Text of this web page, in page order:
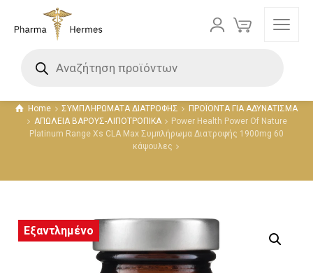
Home ΣΥΜΠΛΗΡΩΜΑΤΑ ΔΙΑΤΡΟΦΗΣ
ΠΡΟΪΟΝΤΑ ΓΙΑ ΑΔΥΝΑΤΙΣΜΑ
ΑΠΩΛΕΙΑ ΒΑΡΟΥΣ-ΛΙΠΟΤΡΟΠΙΚΑ
Power Health Power Of Nature
Platinum Range Xs CLA Max Συμπλήρωμα Διατροφής 1900mg 60
κάψουλες
Εξαντλημένο